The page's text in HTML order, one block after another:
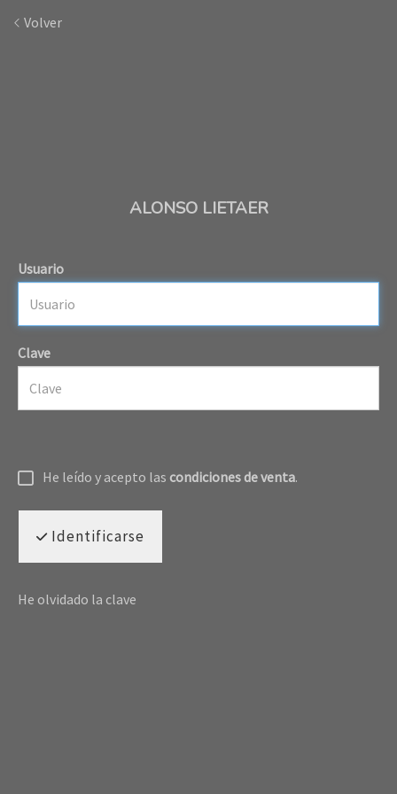
Volver
ALONSO LIETAER
Usuario
Clave
He leído y acepto las condiciones de venta.
Identificarse
He olvidado la clave